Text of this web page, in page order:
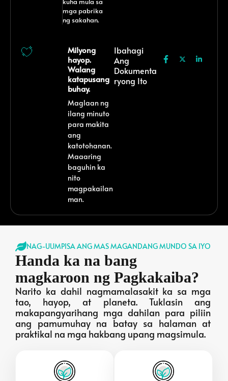
mga pabrika
ng sakahan.
Milyong
hayop.
Walang
katapusang
buhay.
Maglaan ng
ilang minuto
para makita
ang
katotohanan.
Maaaring
baguhin ka
nito
magpakailan
man.
Ibahagi
Ang
Dokumenta
Ryong Ito
NAG-UUMPISA ANG MAS MAGANDANG MUNDO SA IYO
Handa ka na bang
magkaroon ng Pagkakaiba?
Narito ka dahil nagmamalasakit ka sa mga
tao, hayop, at planeta. Tuklasin ang
makapangyarihang mga dahilan para piliin
ang pamumuhay na batay sa halaman at
praktikal na mga hakbang upang magsimula.